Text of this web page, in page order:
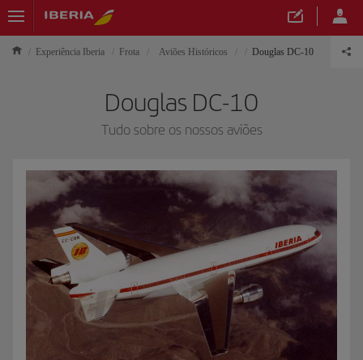
Experiência Iberia Frota Aviões Históricos Douglas DC-10
Douglas DC-10
Tudo sobre os nossos aviões